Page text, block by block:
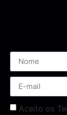
Aceito os